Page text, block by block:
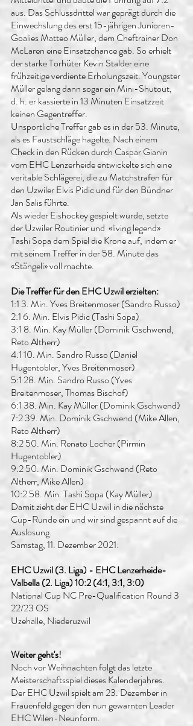
aus. Das Schlussdrittel war geprägt durch die
Einwechslung des erst 15-jährigen Junioren-
Goalies Matteo Müller, dem Cheftrainer Don
McLaren eine Einsatzchance gab. So erhielt
der starke Torhüter Kevin Stalder eine
frühzeitige verdiente Erholungszeit. Youngster
Müller gelang dann sogar ein Mini-Shutout,
d. h. er kassierte in 13 Minuten Einsatzzeit
keinen Gegentreffer.
Unsportliche Treffer gab es in der 53. Minute,
als es Faustschläge hagelte. Nach einem
Check in den Rücken durch Caspar Gianin
vom EHC Lenzerheide entwickelte sich eine
veritable Schlägerei, die zu Matchstrafen für
den Uzwiler Elvis Pidic und für den Bündner
Jan Salis führte.
Als wieder Eishockey gespielt wurde, setzte
der Uzwiler Routinier und  «living legend»
Tashi Sopa dem Spiel die Krone auf, indem er
mit seinem Treffer in der 58. Minute das
«Stängeli» voll machte.
Die Treffer für den EHC Uzwil erzielten:
1:1 3. Min. Yves Breitenmoser (Sandro Russo)
2:1 6. Min. Elvis Pidic (Tashi Sopa)
3:1 8. Min. Kay Müller (Dominik Gschwend,
Reto Altherr)
4:1 10. Min. Sandro Russo (Daniel
Hugentobler, Yves Breitenmoser)
5:1 28. Min. Sandro Russo (Yves
Breitenmoser, Thomas Bischof)
6:1 38. Min. Kay Müller (Dominik Gschwend)
7:2 39. Min. Dominik Gschwend (Mike Allen,
Reto Altherr)
8:2 50. Min. Renato Locher (Pirmin
Hugentobler)
9:2 50. Min. Dominik Gschwend (Reto
Altherr, Mike Allen)
10:2 58. Min. Tashi Sopa (Kay Müller)
Damit zieht der EHC Uzwil in die nächste
Cup-Runde ein und wir sind gespannt auf die
Auslosung.
Samstag, 11. Dezember 2021:
EHC Uzwil (3. Liga) - EHC Lenzerheide-
Valbella (2. Liga) 10:2 (4:1, 3:1, 3:0)
National Cup NC Pre-Qualification Round 3
22/23 OS
Uzehalle, Niederuzwil
Weiter geht's!
Noch vor Weihnachten folgt das letzte
Meisterschaftsspiel dieses Kalenderjahres.
Der EHC Uzwil spielt am 23. Dezember in
Frauenfeld gegen den nun gewarnten Leader
EHC Wilen-Neunform.